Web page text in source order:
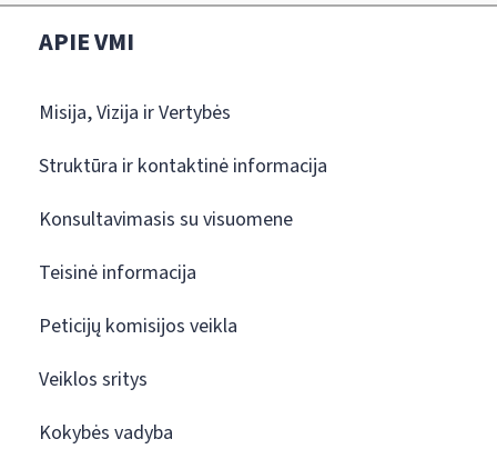
APIE VMI
Misija, Vizija ir Vertybės
Struktūra ir kontaktinė informacija
Konsultavimasis su visuomene
Teisinė informacija
Peticijų komisijos veikla
Veiklos sritys
Kokybės vadyba